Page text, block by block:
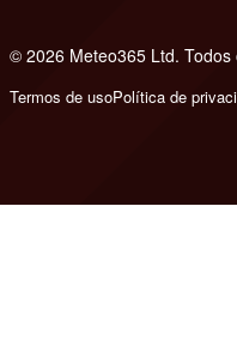
© 2026 Meteo365 Ltd.
Termos de usoPolítica de